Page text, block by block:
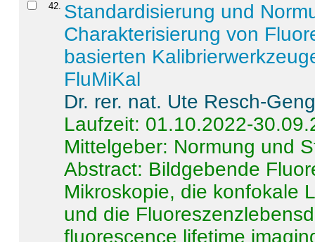
42. Standardisierung und
Charakterisierung von
basierten
FluMiKal
Dr. rer. nat. Ute Resch-
Laufzeit: 01.10.2022-
Mittelgeber: Normung und
Abstract: Bildgebende
Mikroskopie, die konfokale
und die
fluorescence lifetime